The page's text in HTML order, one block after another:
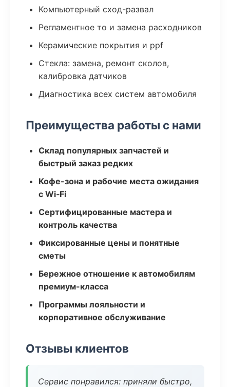
Компьютерный сход-развал
Регламентное то и замена расходников
Керамические покрытия и ppf
Стекла: замена, ремонт сколов,
калибровка датчиков
Диагностика всех систем автомобиля
Преимущества работы с нами
Склад популярных запчастей и
быстрый заказ редких
Кофе-зона и рабочие места ожидания
с Wi‑Fi
Сертифицированные мастера и
контроль качества
Фиксированные цены и понятные
сметы
Бережное отношение к автомобилям
премиум-класса
Программы лояльности и
корпоративное обслуживание
Отзывы клиентов
Сервис понравился: приняли быстро,